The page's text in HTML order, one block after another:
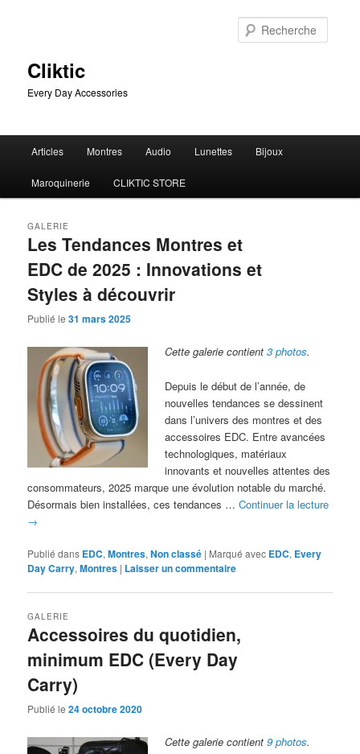
Cliktic
Every Day Accessories
principal
Articles Montres Audio Lunettes Bijoux
Maroquinerie CLIKTIC STORE
Les Tendances Montres et
EDC de 2025 : Innovations et
Styles à découvrir
GALERIE
Publié le31 mars 2025
Cette galerie contient3 photos.
Depuis le début de l’année, de
nouvelles tendances se dessinent
dans l’univers des montres et des
accessoires EDC. Entre avancées
technologiques, matériaux
innovants et nouvelles attentes des
consommateurs, 2025 marque une évolution notable du marché.
Désormais bien installées, ces tendances …Continuer la lecture
→
Publié dans EDC,Montres,Non classé | Marqué avec EDC, Every
Day Carry,Montres | Laisser un commentaire
Accessoires du quotidien,
minimum EDC (Every Day
Carry)
GALERIE
Publié le24 octobre 2020
Cette galerie contient9 photos.